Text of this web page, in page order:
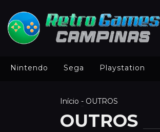
Nintendo Sega Playstation
Início - OUTROS
OUTROS